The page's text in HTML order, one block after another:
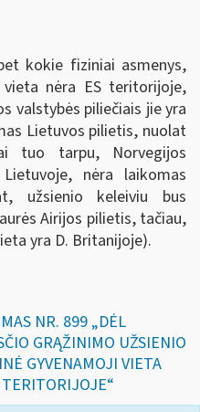
kokie fiziniai asmenys,
nėra ES teritorijoje,
valstybės piliečiais jie yra
Lietuvos pilietis, nuolat
tuo tarpu, Norvegijos
nėra laikomas
užsienio keleiviu bus
Airijos pilietis, tačiau,
yra D. Britanijoje).
NR. 899 „DĖL
GRĄŽINIMO UŽSIENIO
GYVENAMOJI VIETA